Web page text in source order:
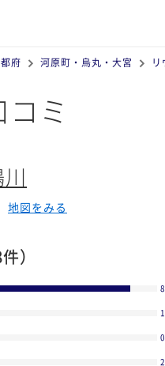
府 河原町・烏丸・大宮
ミ
地図をみる
）
0
2